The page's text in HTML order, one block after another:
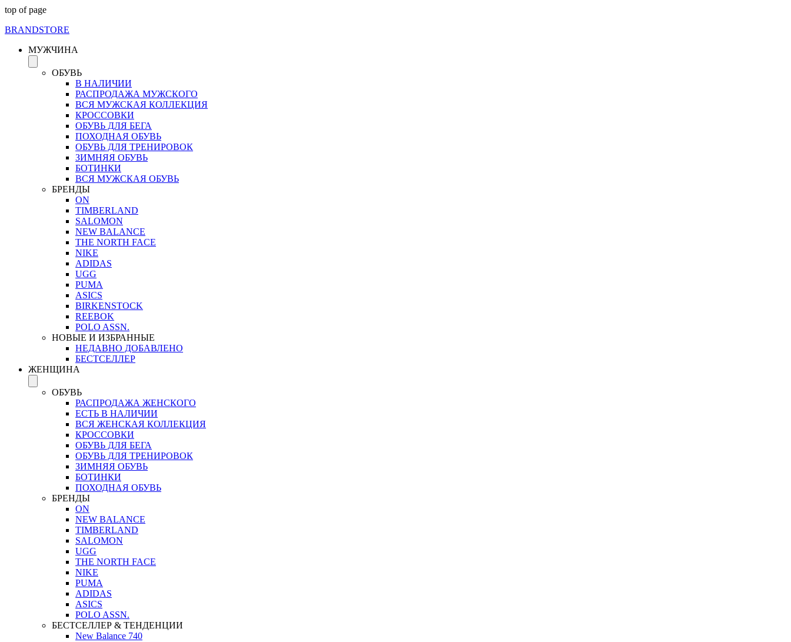
top of page
BRANDSTORE
МУЖЧИНА
ОБУВЬ
В НАЛИЧИИ
РАСПРОДАЖА МУЖСКОГО
ВСЯ МУЖСКАЯ КОЛЛЕКЦИЯ
КРОССОВКИ
ОБУВЬ ДЛЯ БЕГА
ПОХОДНАЯ ОБУВЬ
ОБУВЬ ДЛЯ ТРЕНИРОВОК
ЗИМНЯЯ ОБУВЬ
БОТИНКИ
ВСЯ МУЖСКАЯ ОБУВЬ
БРЕНДЫ
ON
TIMBERLAND
SALOMON
NEW BALANCE
THE NORTH FACE
NIKE
ADIDAS
UGG
PUMA
ASICS
BIRKENSTOCK
REEBOK
POLO ASSN.
НОВЫЕ И ИЗБРАННЫЕ
НЕДАВНО ДОБАВЛЕНО
БЕСТСЕЛЛЕР
ЖЕНЩИНА
ОБУВЬ
РАСПРОДАЖА ЖЕНСКОГО
ЕСТЬ В НАЛИЧИИ
ВСЯ ЖЕНСКАЯ КОЛЛЕКЦИЯ
КРОССОВКИ
ОБУВЬ ДЛЯ БЕГА
ОБУВЬ ДЛЯ ТРЕНИРОВОК
ЗИМНЯЯ ОБУВЬ
БОТИНКИ
ПОХОДНАЯ ОБУВЬ
БРЕНДЫ
ON
NEW BALANCE
TIMBERLAND
SALOMON
UGG
THE NORTH FACE
NIKE
PUMA
ADIDAS
ASICS
POLO ASSN.
БЕСТСЕЛЛЕР & ТЕНДЕНЦИИ
New Balance 740